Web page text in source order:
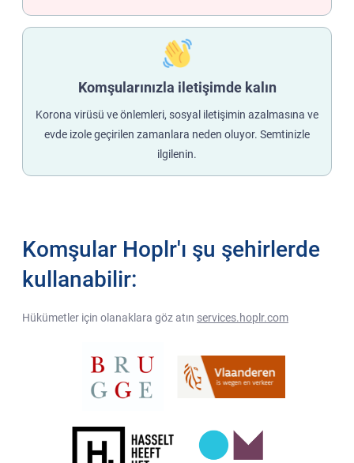
Komşularınızla iletişimde kalın
Korona virüsü ve önlemleri, sosyal iletişimin azalmasına ve
evde izole geçirilen zamanlara neden oluyor. Semtinizle
ilgilenin.
Komşular Hoplr'ı şu şehirlerde
kullanabilir:
Hükümetler için olanaklara göz atın services.hoplr.com